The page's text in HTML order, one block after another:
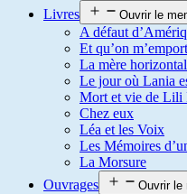
Livres
Ouvrir le
A défaut
Et qu’on
La mère
Le jour où Lania
Mort et vie de Lili
Chez eux
Léa et les Voix
Les Mémoires
La Morsure
Ouvrages
Ouvrir le